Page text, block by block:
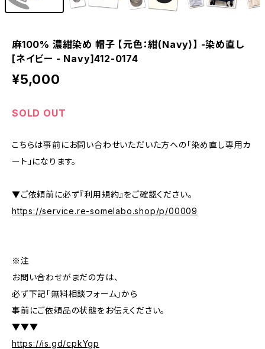
麻100% 濃紺染め 帽子 【元色：紺(Navy)】 -染め直し
[ネイビー - Navy]412-0174
¥5,000
SOLD OUT
こちらは事前にお問い合わせいただいた方への「染め直し専用カ
ート」になります。
▼ご依頼前に必ず『利用規約』をご確認ください。
https://service.re-somelabo.shop/p/00009
※注
お問い合わせがまだの方は、
必ず下記「無料相談フォーム」から
事前にご依頼品の状態をお伝えください。
▼▼▼
https://is.gd/cpkYgp